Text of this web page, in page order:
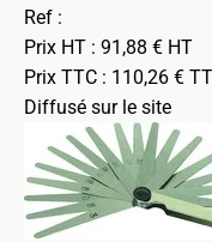
Ref :
Prix HT : 91,88 € HT
Prix TTC : 110,26 €
Diffusé sur le site